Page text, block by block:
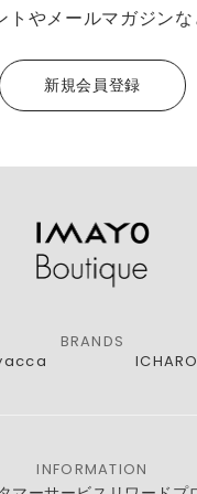
やメールマガジン
新規会員登録
BRANDS
INFORMATION